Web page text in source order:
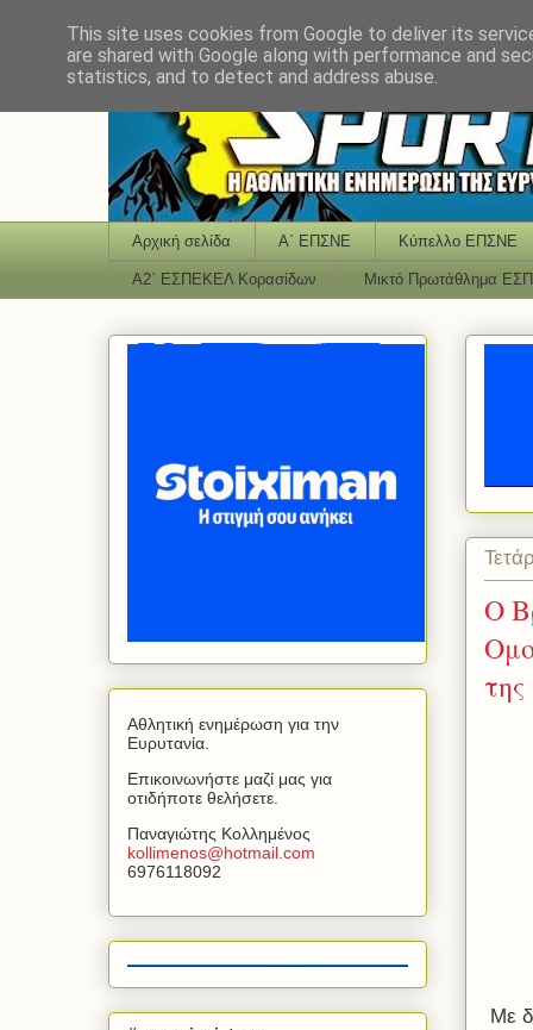
Αρχική σελίδα Α΄ ΕΠΣΝΕ Κύπελλο ΕΠΣΝΕ
Α2΄ ΕΣΠΕΚΕΛ Κορασίδων Μικτό Πρωτάθλημα
Ο
Με
Αθλητική ενημέρωση για την
Ευρυτανία.
Επικοινωνήστε μαζί μας για
οτιδήποτε θελήσετε.
Παναγιώτης Κολλημένος
kollimenos@hotmail com
6976118092
This site uses cookies from Google to deliver its
are shared with Google along with performance and
statistics, and to detect and address abuse.